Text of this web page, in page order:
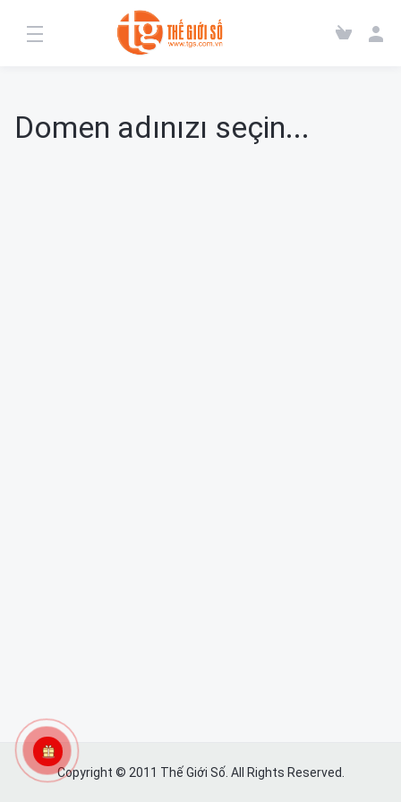
Domen adınızı seçin...
Copyright © 2011 Thế Giới Số. All Rights Reserved.